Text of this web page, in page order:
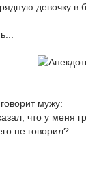
девочку в
мужу:
что у меня
не говорил?